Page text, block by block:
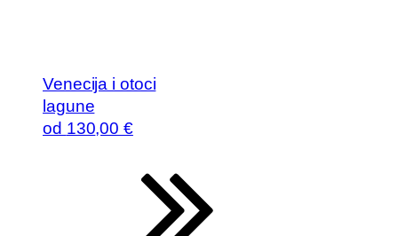
Venecija i otoci
lagune
od 130,00 €